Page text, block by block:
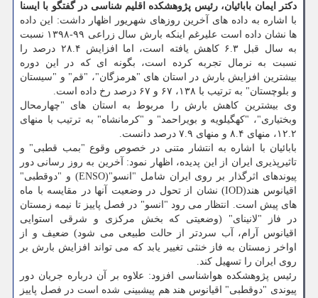
دکتر ایمان بابائیان، رئیس پژوهشکده اقلیم شناسی در گفتگو با ایسنا
با اشاره به داده های آخرین روزهای شهریور اظهار داشت: این داده
ها نشان داده است علیرغم اینکه بارش سال زراعی ۹۹-۱۳۹۸ نسبت
به سال قبل ۶.۳ کاهش یافته است، اما افزایش ۲۸.۴ درصد را
نسبت به نرمال تجربه کرده است، بگونه ای که در این دوره
بیشترین افزایش بارش در استان های "هرمزگان"، "قم" و "سیستان
و بلوچستان" به ترتیب با ۱۳۸، ۶۷ و ۶۷ درصد رخ داده است.
وی بیشترین کاهش بارش را مربوط به استان های "چهارمحال
وبختیاری"، "کهگیلویه و بویراحمد" و "کرمانشاه" به ترتیب با منهای
۱۲.۲، منهای ۸.۴ و منهای ۷.۹ درصد دانست.
بابائیان با اشاره به انتشار متنی در خصوص وقوع "بمب قطبی" و
تاثیرپذیری ایران از این پدیده، اظهار نمود: آخرین به روز رسانی دور
پیوندهای اثرگذار بر روی ایران شامل "انسو"(ENSO) و "دوقطبی"
اقیانوس هند(IOD) نشان از تحول در وضعیت آنها در مقایسه با ماه
های پیش است. انتظار می رود "انسو" در فصل پاییز تا نیمه زمستان
در فاز "لانینای" (وضعیتی که بخش مرکزی و شرقی استوایی
اقیانوس آرام، آب سردتر از حالت طبیعی می شود) ضعیف و از
اواخر زمستان به فاز خنثی تغییر یابد که می تواند افزایش بارش بر
روی ایران را تسهیل کند.
رئیس پژوهشکده هواشناسی افزود: علاوه بر آن درباره جریان دور
پیوندی "دوقطبی" اقیانوس هند هم پیشبینی شده است در فصل پاییز